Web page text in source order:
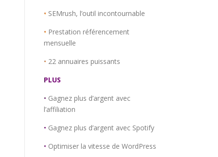
• SEMrush, l’outil incontournable
• Prestation référencement
mensuelle
• 22 annuaires puissants
PLUS
• Gagnez plus d’argent avec
l’affiliation
• Gagnez plus d’argent avec Spotify
• Optimiser la vitesse de WordPress